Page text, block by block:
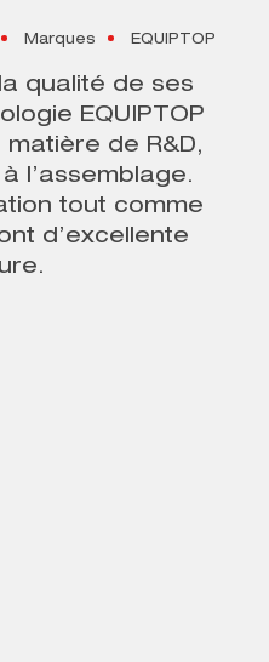
Marques EQUIPTOP
qualité de ses
EQUIPTOP
de R&D,
l’assemblage.
tout comme
d’excellente